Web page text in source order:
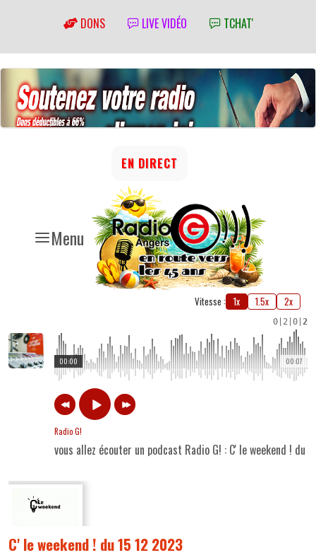
DONS LIVE VIDÉO TCHAT'
Menu
EN DIRECT
Vitesse : 1x 1.5x 2x
0 2 0 2
00:07
00:00
Radio G!
vous allez écouter un podcast Radio G! : C' le weekend ! du
C' le weekend ! du 15 12 2023